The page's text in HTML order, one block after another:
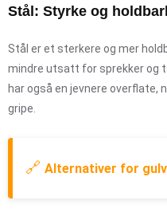
Stål: Styrke og
Stål er et sterkere og mer
mindre utsatt for sprekker og
har også en jevnere overflate,
gripe.
🔗 Alternativer for